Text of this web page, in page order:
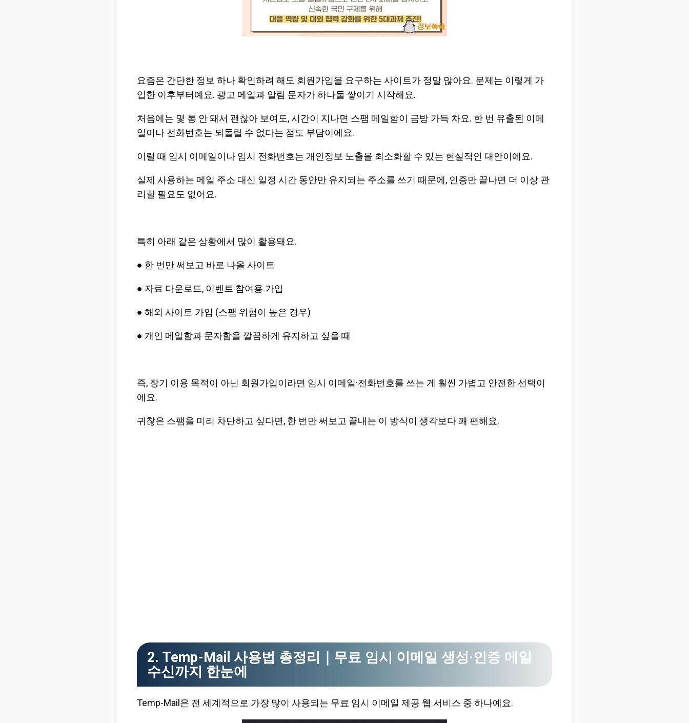
요즘은 간단한 정보 하나 확인하려 해도 회원가입을 요구하는 사이트가 정말 많아요. 문제는 이렇게 가
입한 이후부터예요. 광고 메일과 알림 문자가 하나둘 쌓이기 시작해요.
처음에는 몇 통 안 돼서 괜찮아 보여도, 시간이 지나면 스팸 메일함이 금방 가득 차요. 한 번 유출된 이메
일이나 전화번호는 되돌릴 수 없다는 점도 부담이에요.
이럴 때 임시 이메일이나 임시 전화번호는 개인정보 노출을 최소화할 수 있는 현실적인 대안이에요.
실제 사용하는 메일 주소 대신 일정 시간 동안만 유지되는 주소를 쓰기 때문에, 인증만 끝나면 더 이상 관
리할 필요도 없어요.
특히 아래 같은 상황에서 많이 활용돼요.
● 한 번만 써보고 바로 나올 사이트
● 자료 다운로드, 이벤트 참여용 가입
● 해외 사이트 가입 (스팸 위험이 높은 경우)
● 개인 메일함과 문자함을 깔끔하게 유지하고 싶을 때
즉, 장기 이용 목적이 아닌 회원가입이라면 임시 이메일·전화번호를 쓰는 게 훨씬 가볍고 안전한 선택이
에요.
귀찮은 스팸을 미리 차단하고 싶다면, 한 번만 써보고 끝내는 이 방식이 생각보다 꽤 편해요.
2. Temp-Mail 사용법 총정리｜무료 임시 이메일 생성·인증 메일
수신까지 한눈에
Temp-Mail은 전 세계적으로 가장 많이 사용되는 무료 임시 이메일 제공 웹 서비스 중 하나예요.